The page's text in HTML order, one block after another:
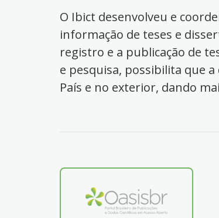
O Ibict desenvolveu e
informação de teses e
registro e a publicação de
e pesquisa, possibilita que
País e no exterior, dando